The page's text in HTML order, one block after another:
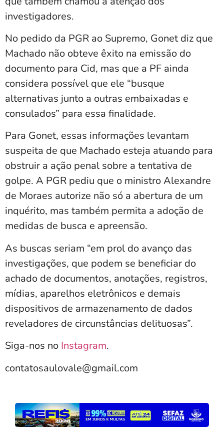
investigadores.
No pedido da PGR ao Supremo, Gonet diz que
Machado não obteve êxito na emissão do
documento para Cid, mas que a PF ainda
considera possível que ele “busque
alternativas junto a outras embaixadas e
consulados” para essa finalidade.
Para Gonet, essas informações levantam
suspeita de que Machado esteja atuando para
obstruir a ação penal sobre a tentativa de
golpe. A PGR pediu que o ministro Alexandre
de Moraes autorize não só a abertura de um
inquérito, mas também permita a adoção de
medidas de busca e apreensão.
As buscas seriam “em prol do avanço das
investigações, que podem se beneficiar do
achado de documentos, anotações, registros,
mídias, aparelhos eletrônicos e demais
dispositivos de armazenamento de dados
reveladores de circunstâncias delituosas”.
Siga-nos no Instagram.
contatosaulovale@gmail.com